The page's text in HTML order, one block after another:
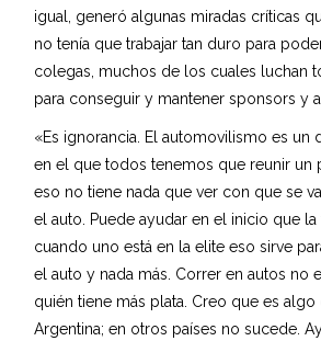
igual, generó algunas miradas críticas
no tenía que trabajar tan duro para
colegas, muchos de los cuales luchan
para conseguir y mantener sponsors y
«Es ignorancia. El automovilismo es un
en el que todos tenemos que reunir un
eso no tiene nada que ver con que se
el auto. Puede ayudar en el inicio que
cuando uno está en la elite eso sirve
el auto y nada más. Correr en autos no
quién tiene más plata. Creo que es algo
Argentina; en otros países no sucede.